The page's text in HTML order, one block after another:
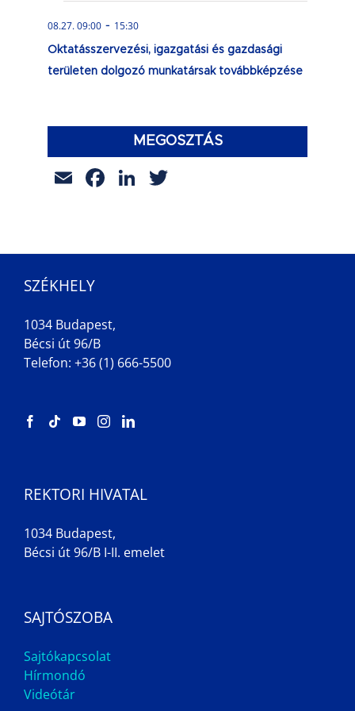
08.27. 09:00 - 15:30
Oktatásszervezési, igazgatási és gazdasági
területen dolgozó munkatársak továbbképzése
MEGOSZTÁS
EmailFacebook
LinkedIn
SZÉKHELY
1034 Budapest,
Bécsi út 96/B
Telefon: +36 (1) 666-5500
REKTORI HIVATAL
1034 Budapest,
Bécsi út 96/B I-II. emelet
SAJTÓSZOBA
Sajtókapcsolat
Hírmondó
Videótár